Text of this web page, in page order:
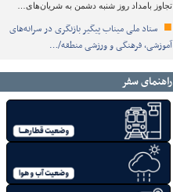
تجاوز بامداد روز شنبه دشمن به شریان‌های…
ستاد ملی میناب پیگیر بازنگری در سرانه‌های
آموزشی، فرهنگی و ورزشی منطقه/…
راهنمای سفر